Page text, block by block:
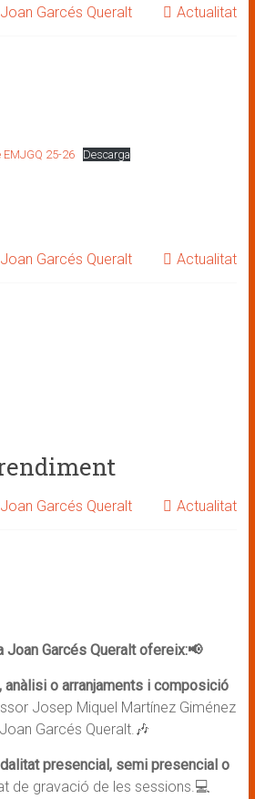
Garcés Queralt Actualitat
EMJGQ 25-26 Descarga
Garcés Queralt Actualitat
Garcés Queralt Actualitat
Joan Garcés Queralt ofereix:📢
anàlisi o arranjaments i composició
Josep Miquel Martínez Giménez
Garcés Queralt.🎶
presencial, semi presencial o
de gravació de les sessions.💻